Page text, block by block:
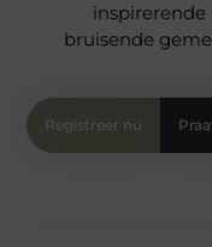
inspirerende
bruisende
Registreer nu